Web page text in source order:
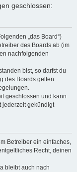
geschlossen:
„das Board“)
des Boards ab (im
nachfolgenden
bist, so darfst du
des Boards gelten
geschlossen und kann
jederzeit gekündigt
Betreiber ein einfaches,
Recht, deinen
bleibt auch nach